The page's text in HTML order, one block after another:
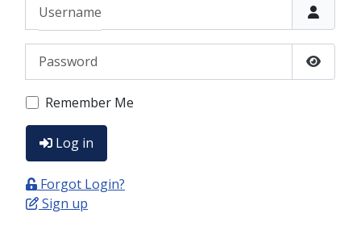
Password
Show
Remember Me
Log in
Forgot Login?
Sign up